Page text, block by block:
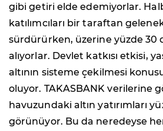
gibi getiri elde edemiyorlar.
katılımcıları bir taraftan
sürdürürken, üzerine yüzde 30
alıyorlar. Devlet katkısı etkisi,
altının sisteme çekilmesi
oluyor. TAKASBANK verilerine
havuzundaki altın yatırımları
görünüyor. Bu da neredeyse